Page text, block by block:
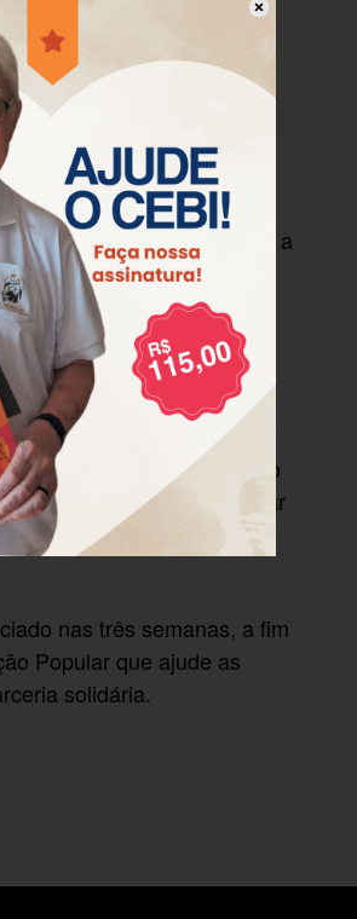
sem vergonha" de
a desconstrução de
questões fundamentais
o caminho, levando-nos a
com que nos
ou "leitura do
"reconstruir o mundo"
nossas
de LPB naquela
instigados a organizar
Isto também se deu no
pudemos exercitar
práticas com o
nas três semanas, a fim
Popular que ajude as
solidária.